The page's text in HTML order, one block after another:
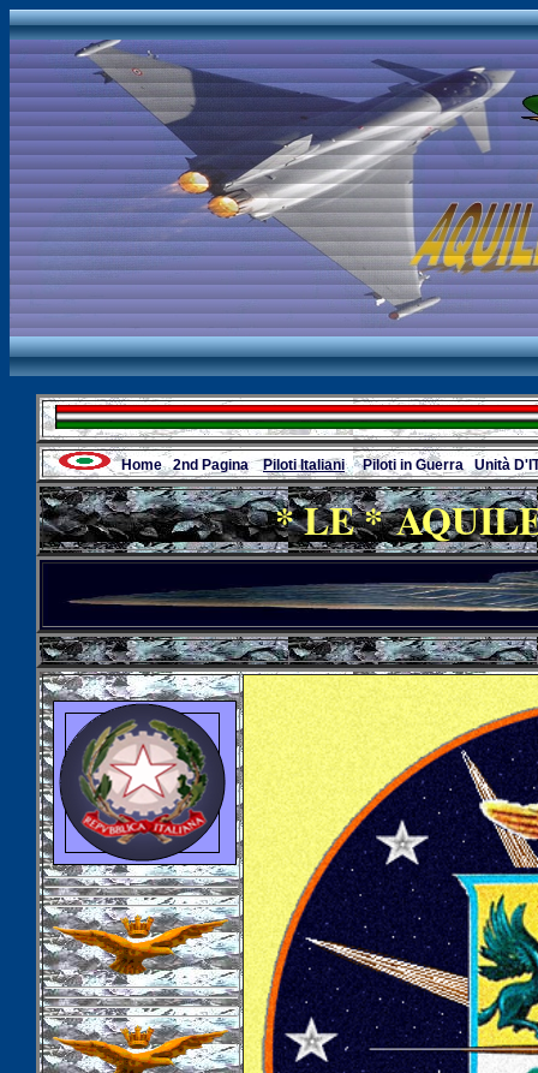
Home 2nd Pagina Piloti Italiani Piloti in Guerra Unità
* LE *